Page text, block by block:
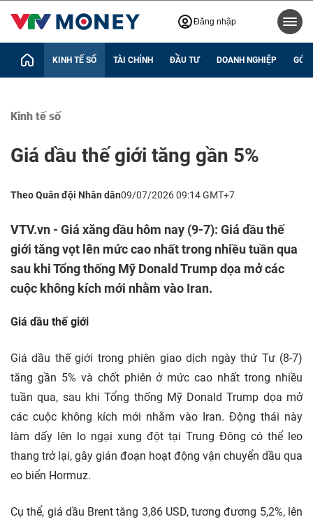
Đăng nhập
KINH TẾ SỐ TÀI CHÍNH ĐẦU TƯ DOANH NGHIỆP GÓC
Kinh tế số
Giá dầu thế giới tăng gần 5%
Theo Quân đội Nhân dân09/07/2026 09:14 GMT+7
VTV.vn - Giá xăng dầu hôm nay (9-7): Giá dầu thế
giới tăng vọt lên mức cao nhất trong nhiều tuần qua
sau khi Tổng thống Mỹ Donald Trump dọa mở các
cuộc không kích mới nhằm vào Iran.
Giá dầu thế giới
Giá dầu thế giới trong phiên giao dịch ngày thứ Tư (8-7)
tăng gần 5% và chốt phiên ở mức cao nhất trong nhiều
tuần qua, sau khi Tổng thống Mỹ Donald Trump dọa mở
các cuộc không kích mới nhằm vào Iran. Động thái này
làm dấy lên lo ngại xung đột tại Trung Đông có thể leo
thang trở lại, gây gián đoạn hoạt động vận chuyển dầu qua
eo biển Hormuz.
Cụ thể, giá dầu Brent tăng 3,86 USD, tương đương 5,2%, lên